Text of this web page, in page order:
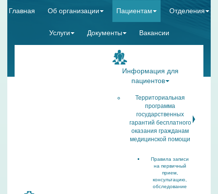
Главная Об организации Пациентам Отделения
Услуги Документы Вакансии
Информация для
пациентов
Территориальная
программа
государственных
гарантий бесплатного
оказания гражданам
медицинской помощи
Правила записи
на первичный
прием,
консультацию,
обследование